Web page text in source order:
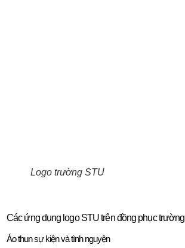
Logo trường STU
Các ứng dụng logo STU trên đồng phục trường
Áo thun sự kiện và tình nguyện